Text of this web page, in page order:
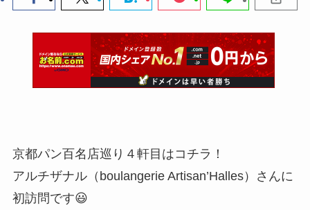
京都パン百名店巡り４軒目はコチラ！
アルチザナル（boulangerie Artisan’Halles）さんに
初訪問です😃